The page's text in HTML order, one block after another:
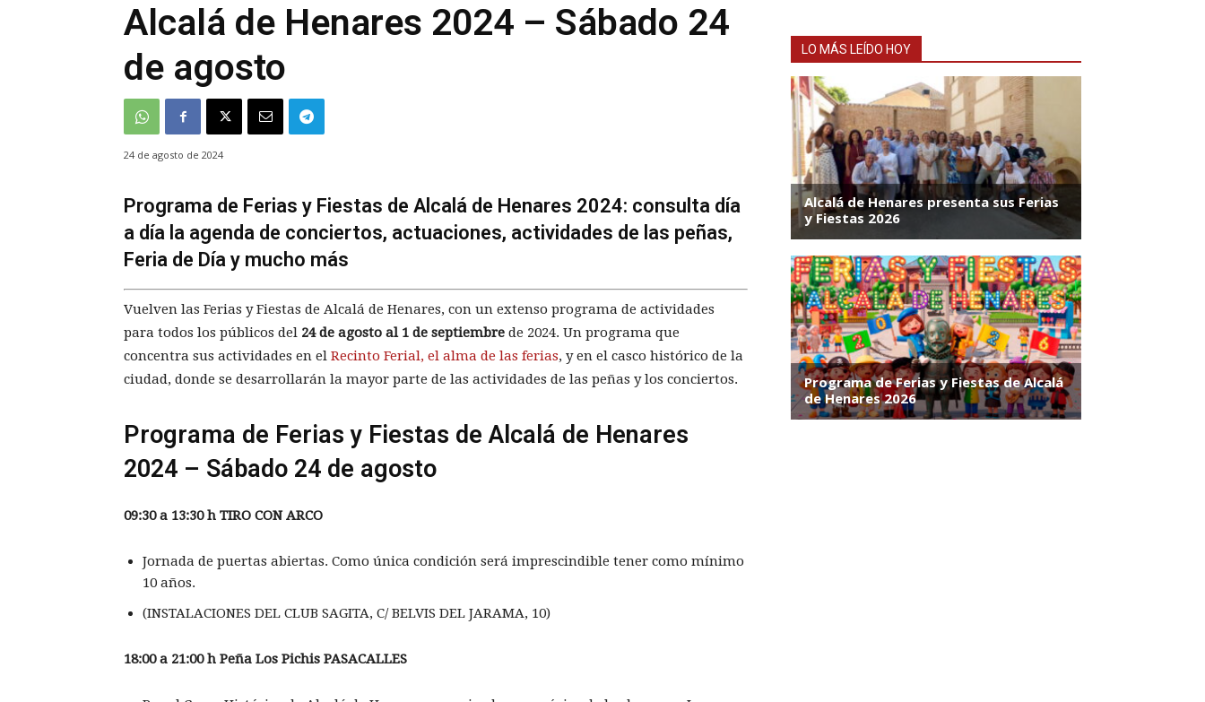
Alcalá de Henares 2024 – Sábado 24
de agosto
24 de agosto de 2024
Programa de Ferias y Fiestas de Alcalá de Henares 2024: consulta día
a día la agenda de conciertos, actuaciones, actividades de las peñas,
Feria de Día y mucho más
Vuelven las Ferias y Fiestas de Alcalá de Henares, con un extenso programa de actividades
para todos los públicos del 24 de agosto al 1 de septiembre de 2024. Un programa que
concentra sus actividades en el Recinto Ferial, el alma de las ferias, y en el casco histórico de la
ciudad, donde se desarrollarán la mayor parte de las actividades de las peñas y los conciertos.
Programa de Ferias y Fiestas de Alcalá de Henares
2024 – Sábado 24 de agosto
09:30 a 13:30 h TIRO CON ARCO
Jornada de puertas abiertas. Como única condición será imprescindible tener como mínimo
10 años.
(INSTALACIONES DEL CLUB SAGITA, C/ BELVIS DEL JARAMA, 10)
18:00 a 21:00 h Peña Los Pichis PASACALLES
LO MÁS LEÍDO HOY